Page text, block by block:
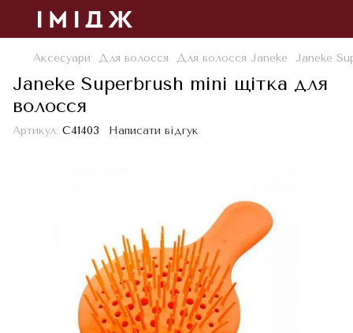
Аксесуари Для волосся Для волосся Janeke Janeke
Janeke Superbrush mini щітка для
волосся
Артикул: С41403 Написати відгук